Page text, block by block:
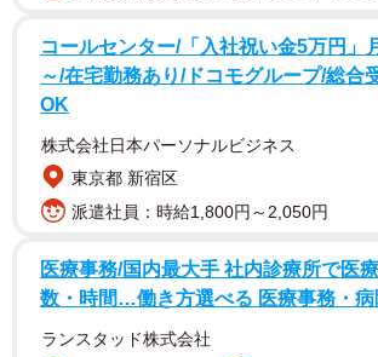
に見え始めています。
一般的には2つのウイルスが同時流行する
これを「ウイルス干渉」と呼びます。あ
すると他のウイルスが流行しないという
イルスが流行し、冬にインフルエンザが
ります。特にコロナもインフルエンザも
ます。ターゲットを同じくするウイルス
するでしょうか？
コールセンター/「入社祝い金5万円」
～/在宅勤務あり/ドコモグループ/総合
OK
株式会社日本パーソナルビジネス
東京都 新宿区
派遣社員：時給1,800円～2,050円
医療事務/国内最大手 社内診療所で医
数・時間…働き方選べる 医療事務・病
ランスタッド株式会社